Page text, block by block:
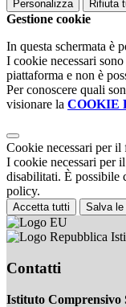
Personalizza Rifiuta
Gestione cookie
In questa schermata è
I cookie necessari
piattaforma e non è
Per conoscere quali
visionare la COOKIE
Cookie necessari per il
I cookie necessari per
disabilitati. È possibile
policy.
Accetta tutti Salva le
Contatti
Istituto